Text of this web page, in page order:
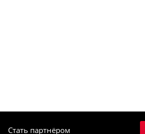
Стать партнёром